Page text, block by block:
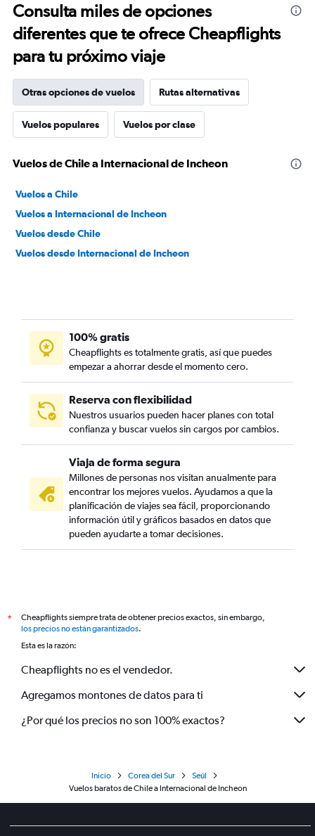
Consulta miles de opciones
diferentes que te ofrece Cheapflights
para tu próximo viaje
Otras opciones de vuelos Rutas alternativas
Vuelos populares Vuelos por clase
Vuelos de Chile a Internacional de Incheon
Vuelos a Chile
Vuelos a Internacional de Incheon
Vuelos desde Chile
Vuelos desde Internacional de Incheon
100% gratis
Cheapflights es totalmente gratis, así que puedes
empezar a ahorrar desde el momento cero.
Reserva con flexibilidad
Nuestros usuarios pueden hacer planes con total
confianza y buscar vuelos sin cargos por cambios.
Viaja de forma segura
Millones de personas nos visitan anualmente para
encontrar los mejores vuelos. Ayudamos a que la
planificación de viajes sea fácil, proporcionando
información útil y gráficos basados en datos que
pueden ayudarte a tomar decisiones.
*
Cheapflights siempre trata de obtener precios exactos, sin embargo,
los precios no están garantizados.
Esta es la razón:
Cheapflights no es el vendedor.
Agregamos montones de datos para ti
¿Por qué los precios no son 100% exactos?
Inicio Corea del Sur
Seúl
Vuelos baratos de Chile a Internacional de Incheon